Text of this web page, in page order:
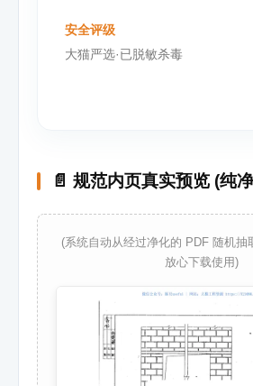
安全评级
大猫严选·已脱敏杀毒
📄 规范内页真实预览 (纯
(系统自动从经过净化的 PDF 随机抽
放心下载使用)